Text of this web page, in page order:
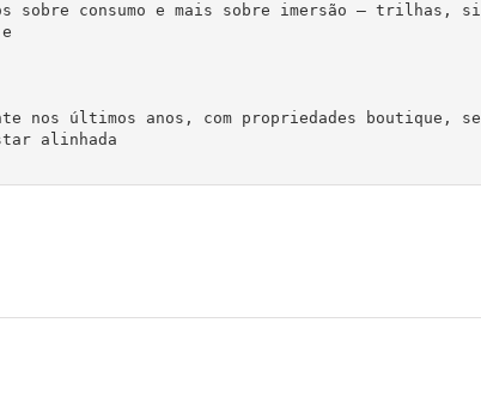
sobre consumo e mais sobre imersão — trilhas, si
nos últimos anos, com propriedades boutique, se
alinhada